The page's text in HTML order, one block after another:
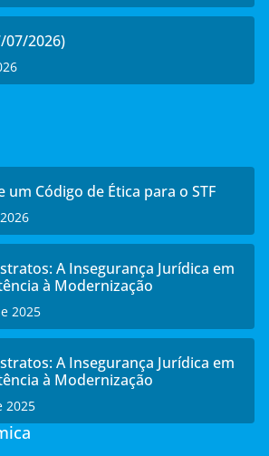
07/2026)
um Código de Ética para o STF
A Insegurança Jurídica em
à Modernização
2025
A Insegurança Jurídica em
à Modernização
2025